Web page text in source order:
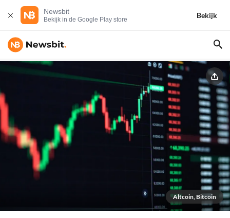
Newsbit
Bekijk in de Google Play store
Bekijk
Altcoin, Bitcoin